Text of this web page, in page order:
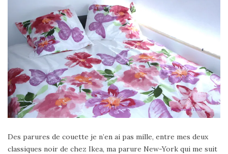
Des parures de couette je n’en ai pas mille, entre mes deux
classiques noir de chez Ikea, ma parure New-York qui me suit